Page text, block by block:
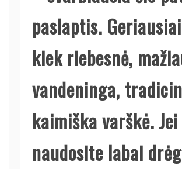
paslaptis.
kiek riebesnė,
vandeninga,
kaimiška varškė. Jei
naudosite labai